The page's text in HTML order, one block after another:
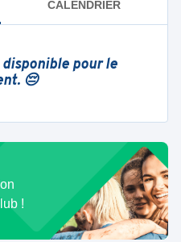
CALENDRIER
pour le
😔
!